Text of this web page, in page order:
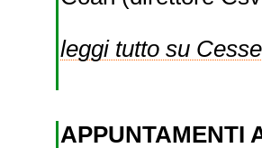
leggi tutto su
APPUNTAMENTI